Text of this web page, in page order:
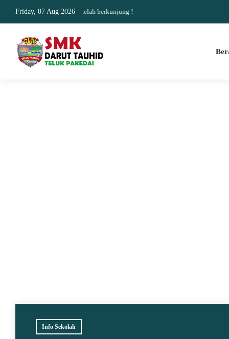
Friday, 07 Aug 2026
update Terimakasih telah berkunjung !
Info Sekolah